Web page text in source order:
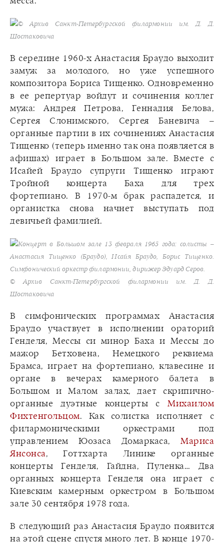
© Архив Санкт-Петербургской филармонии им. Д. Д.
Шостаковича
В середине 1960-х Анастасия Браудо выходит
замуж за молодого, но уже успешного
композитора Бориса Тищенко. Одновременно
в ее репертуар войдут и сочинения коллег
мужа: Андрея Петрова, Геннадия Белова,
Сергея Слонимского, Сергея Баневича –
органные партии в их сочинениях Анастасия
Тищенко (теперь именно так она появляется в
афишах) играет в Большом зале. Вместе с
Исайей Браудо супруги Тищенко играют
Тройной концерта Баха для трех
фортепиано. В 1970-м брак распадется, и
органистка снова начнет выступать под
девичьей фамилией.
Концерт в Большом зале 13 февраля 1965 года: солисты –
Анастасия Тищенко (Браудо), Исайя Браудо, Борис Тищенко.
Симфонический оркестр филармонии, дирижер Эдуард Серов.
© Архив Санкт-Петербургской филармонии им. Д. Д.
Шостаковича
В симфонических программах Анастасия
Браудо участвует в исполнении ораторий
Генделя, Мессы си минор Баха и Мессы до
мажор Бетховена, Немецкого реквиема
Брамса, играет на фортепиано, клавесине и
органе в вечерах камерного балета в
Большом и Малом залах, дает скрипично-
органные дуэтные концерты с Михаилом
Фихтенгольцом. Как солистка исполняет с
филармоническими оркестрами под
управлением Юозаса Домаркаса, Мариса
Янсонса, Готтхарта Линике органные
концерты Генделя, Гайдна, Пуленка… Два
органных концерта Генделя она играет с
Киевским камерным оркестром в Большом
зале 30 сентября 1978 года.
В следующий раз Анастасия Браудо появится
на этой сцене спустя много лет. В конце 1970-